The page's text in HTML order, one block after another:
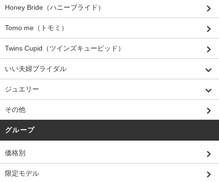
Honey Bride（ハニーブライド）
Tomo me（トモミ）
Twins Cupid（ツインズキューピッド）
いい夫婦ブライダル
ジュエリー
その他
グループ
価格別
限定モデル